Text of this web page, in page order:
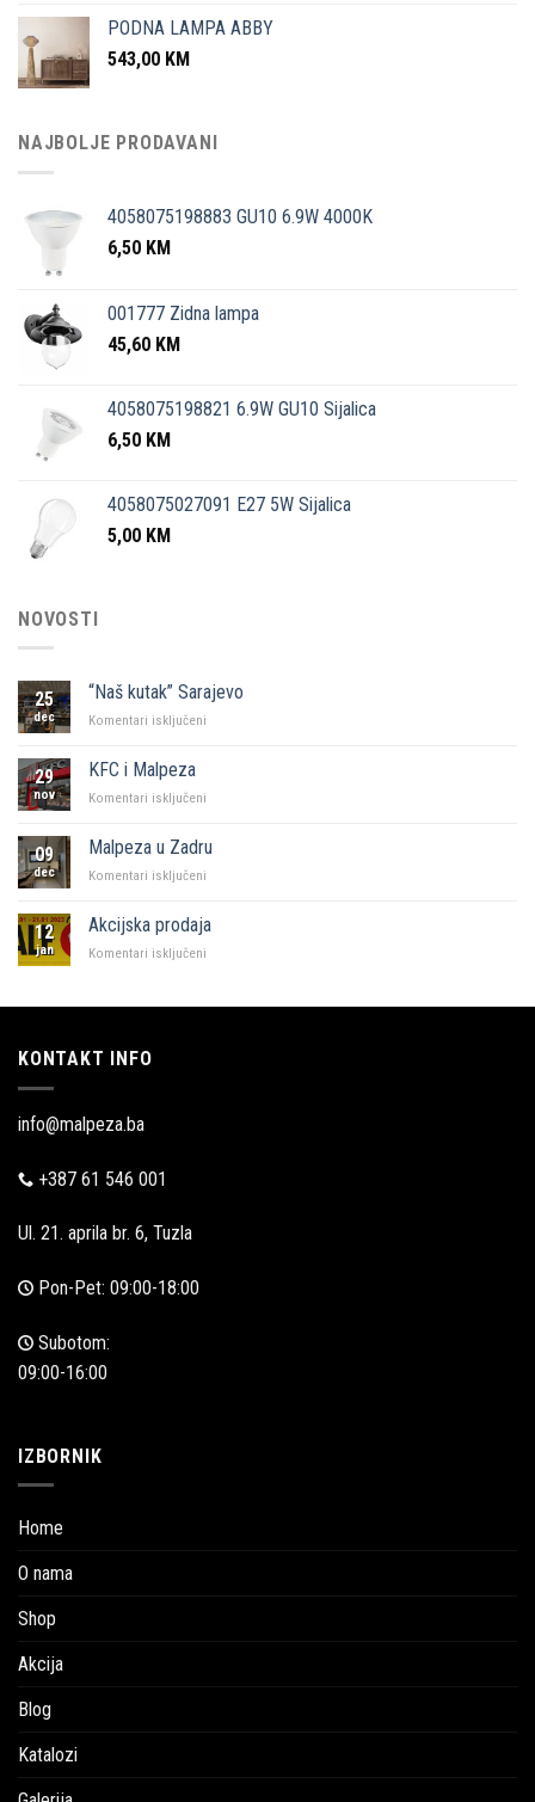
PODNA LAMPA ABBY
543,00 KM
NAJBOLJE PRODAVANI
4058075198883 GU10 6.9W 4000K
6,50 KM
001777 Zidna lampa
45,60 KM
4058075198821 6.9W GU10 Sijalica
6,50 KM
4058075027091 E27 5W Sijalica
5,00 KM
NOVOSTI
25
dec
“Naš kutak” Sarajevo
Komentari isključeni
29
nov
KFC i Malpeza
Komentari isključeni
Malpeza
09
dec
Malpeza u Zadru
Komentari isključeni
Zadru
12
jan
Akcijska prodaja
Komentari isključeni
KONTAKT INFO
info@malpeza.ba
+387 61 546 001
Ul. 21. aprila br. 6, Tuzla
Pon-Pet: 09:00-18:00
Subotom:
09:00-16:00
IZBORNIK
Home
O nama
Shop
Akcija
Blog
Katalozi